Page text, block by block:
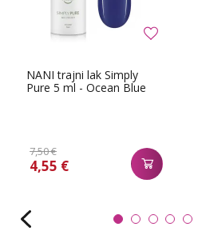
NANI trajni lak Simply
Pure 5 ml - Ocean Blue
7,50 €
4,55 €